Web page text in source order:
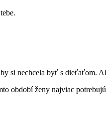
si nechcela byť s dieťaťom.
období ženy najviac